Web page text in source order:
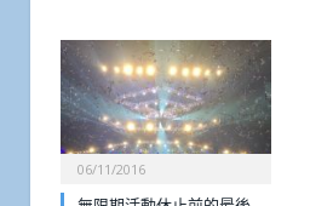
06/11/2016